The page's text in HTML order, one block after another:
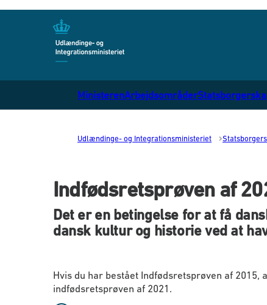
MinisterenArbejdsområder
Udlændinge- og Integrationsministeriet
Indfødsretsprøven af
Det er en betingelse for at få
dansk kultur og historie ved at
Hvis du har bestået Indfødsretsprøven af
indfødsretsprøven af 2021.